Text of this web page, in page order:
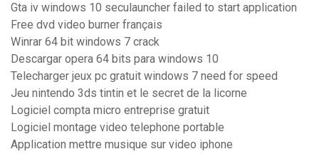
Gta iv windows 10 seculauncher failed to start application
Free dvd video burner français
Winrar 64 bit windows 7 crack
Descargar opera 64 bits para windows 10
Telecharger jeux pc gratuit windows 7 need for speed
Jeu nintendo 3ds tintin et le secret de la licorne
Logiciel compta micro entreprise gratuit
Logiciel montage video telephone portable
Application mettre musique sur video iphone